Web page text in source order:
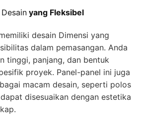
yang Fleksibel
desain Dimensi yang
dalam pemasangan. Anda
tinggi, panjang, dan bentuk
proyek. Panel-panel ini juga
macam desain, seperti polos
disesuaikan dengan estetika